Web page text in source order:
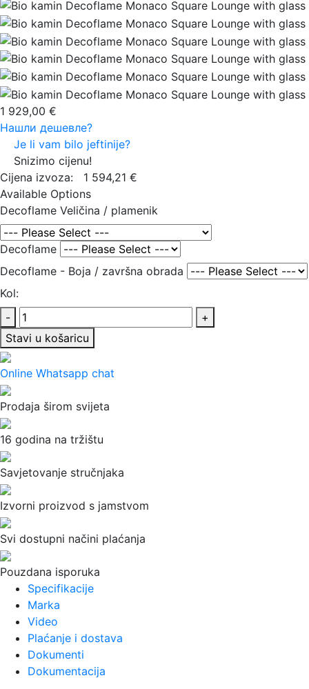
1 929,00 €
Нашли дешевле?
Je li vam bilo jeftinije?
Snizimo cijenu!
Cijena izvoza:
1 594,21 €
Available Options
Decoflame Veličina / plamenik
Decoflame
Decoflame - Boja / završna obrada
Kol:
-
+
Stavi u košaricu
Online Whatsapp chat
Prodaja širom svijeta
16 godina na tržištu
Savjetovanje stručnjaka
Izvorni proizvod s jamstvom
Svi dostupni načini plaćanja
Pouzdana isporuka
Specifikacije
Marka
Video
Plaćanje i dostava
Dokumenti
Dokumentacija